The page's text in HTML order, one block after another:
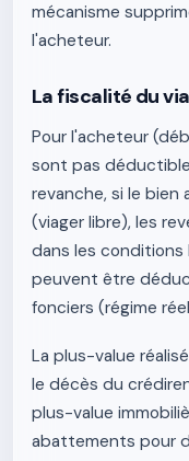
mécanisme
l'acheteur.
La fiscalité du
Pour l'acheteur
sont pas
revanche, si le bien
(viager libre), les
dans les
peuvent être
fonciers (régime
La plus-value
le décès du
plus-value
abattements pour